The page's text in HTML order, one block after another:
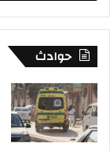
حوادث